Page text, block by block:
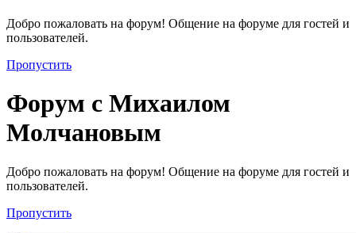
Добро пожаловать на форум! Общение на форуме для гостей и
пользователей.
Пропустить
Форум с Михаилом
Молчановым
Добро пожаловать на форум! Общение на форуме для гостей и
пользователей.
Пропустить